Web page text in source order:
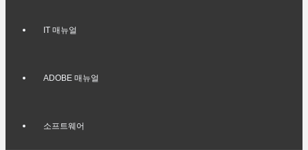
IT 매뉴얼
ADOBE 매뉴얼
소프트웨어